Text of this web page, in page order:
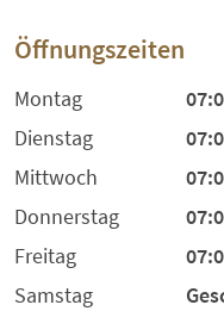
Öffnungszeiten
Montag
Dienstag
Mittwoch
Donnerstag
Freitag
Samstag